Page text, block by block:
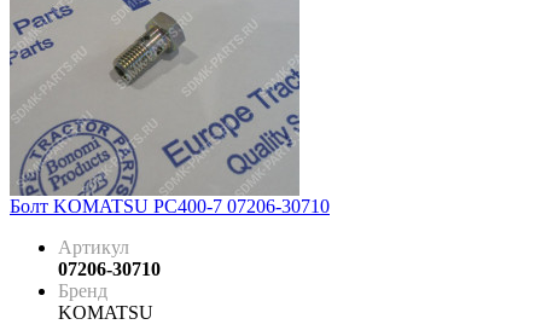
Болт KOMATSU PC400-7 07206-30710
Артикул
07206-30710
Бренд
KOMATSU